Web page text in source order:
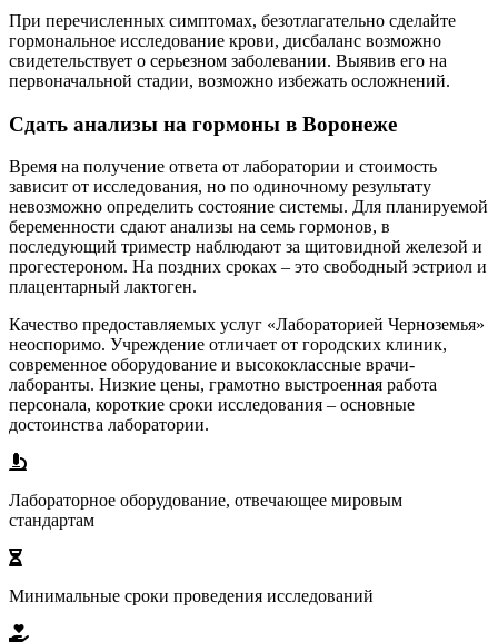
При перечисленных симптомах, безотлагательно сделайте
гормональное исследование крови, дисбаланс возможно
свидетельствует о серьезном заболевании. Выявив его на
первоначальной стадии, возможно избежать осложнений.
Сдать анализы на гормоны в Воронеже
Время на получение ответа от лаборатории и стоимость
зависит от исследования, но по одиночному результату
невозможно определить состояние системы. Для планируемой
беременности сдают анализы на семь гормонов, в
последующий триместр наблюдают за щитовидной железой и
прогестероном. На поздних сроках – это свободный эстриол и
плацентарный лактоген.
Качество предоставляемых услуг «Лабораторией Черноземья»
неоспоримо. Учреждение отличает от городских клиник,
современное оборудование и высококлассные врачи-
лаборанты. Низкие цены, грамотно выстроенная работа
персонала, короткие сроки исследования – основные
достоинства лаборатории.
Лабораторное оборудование, отвечающее мировым
стандартам
Минимальные сроки проведения исследований